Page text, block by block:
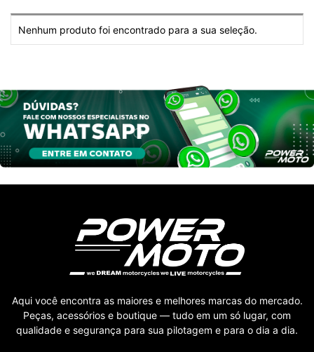
Nenhum produto foi encontrado para a sua seleção.
Aqui você encontra as maiores e melhores marcas do mercado.
Peças, acessórios e boutique — tudo em um só lugar, com
qualidade e segurança para sua pilotagem e para o dia a dia.